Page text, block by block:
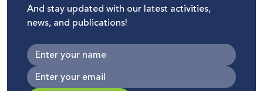
And stay updated with our latest activities,
news, and publications!